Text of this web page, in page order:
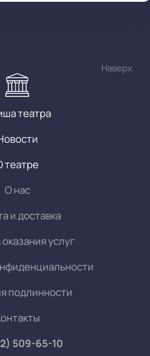
Наверх
театра
театре
О нас
и доставка
услуг
подлинности
509-65-10